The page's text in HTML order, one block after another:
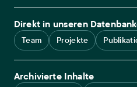
Direkt in unseren
Team Projekte
Archivierte Inhalte